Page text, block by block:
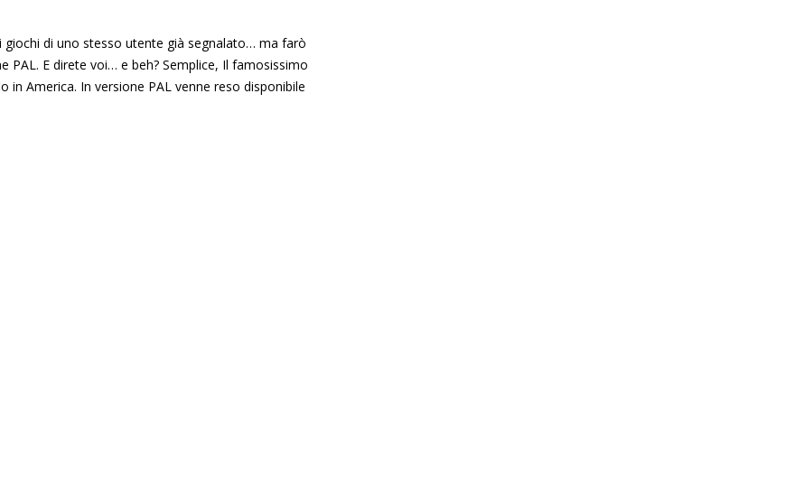
di uno stesso utente già segnalato… ma farò
PAL. E direte voi… e beh? Semplice, Il famosissimo
in America. In versione PAL venne reso disponibile